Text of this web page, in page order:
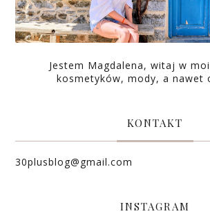
Jestem Magdalena, witaj w
kosmetyków, mody, a nawet
KONTAKT
30plusblog@gmail.com
INSTAGRAM